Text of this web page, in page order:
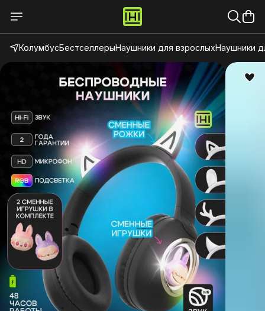
КолумбусБестселлерыНаушники для взрослыхНаушники